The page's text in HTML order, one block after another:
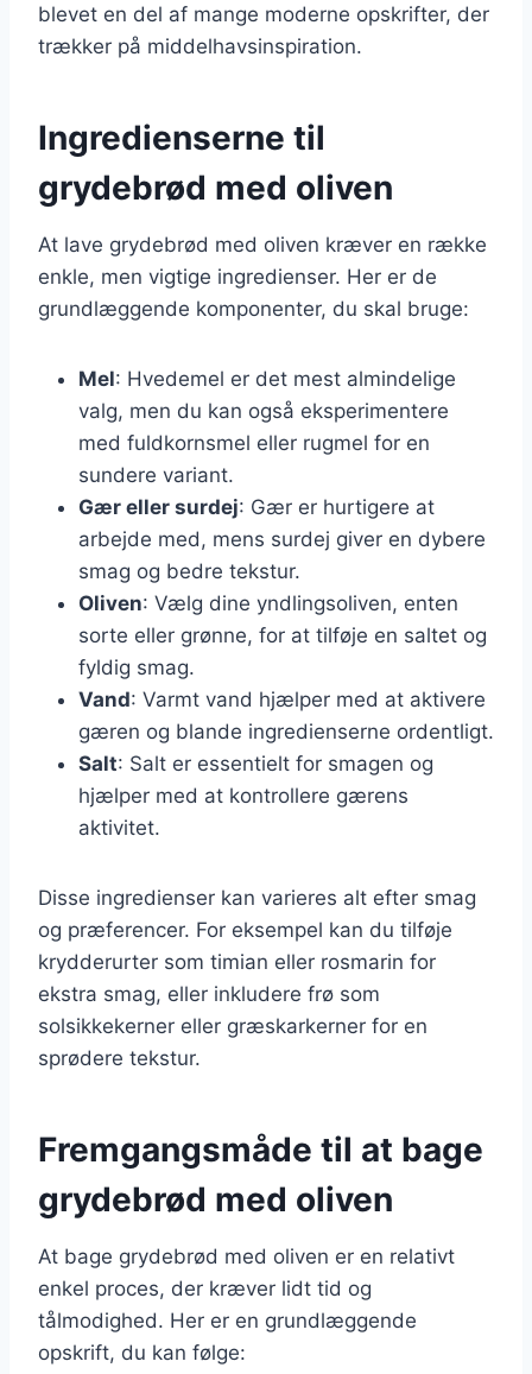
blevet en del af mange moderne opskrifter, der
trækker på middelhavsinspiration.
Ingredienserne til
grydebrød med oliven
At lave grydebrød med oliven kræver en række
enkle, men vigtige ingredienser. Her er de
grundlæggende komponenter, du skal bruge:
Mel: Hvedemel er det mest almindelige
valg, men du kan også eksperimentere
med fuldkornsmel eller rugmel for en
sundere variant.
Gær eller surdej: Gær er hurtigere at
arbejde med, mens surdej giver en dybere
smag og bedre tekstur.
Oliven: Vælg dine yndlingsoliven, enten
sorte eller grønne, for at tilføje en saltet og
fyldig smag.
Vand: Varmt vand hjælper med at aktivere
gæren og blande ingredienserne ordentligt.
Salt: Salt er essentielt for smagen og
hjælper med at kontrollere gærens
aktivitet.
Disse ingredienser kan varieres alt efter smag
og præferencer. For eksempel kan du tilføje
krydderurter som timian eller rosmarin for
ekstra smag, eller inkludere frø som
solsikkekerner eller græskarkerner for en
sprødere tekstur.
Fremgangsmåde til at bage
grydebrød med oliven
At bage grydebrød med oliven er en relativt
enkel proces, der kræver lidt tid og
tålmodighed. Her er en grundlæggende
opskrift, du kan følge: